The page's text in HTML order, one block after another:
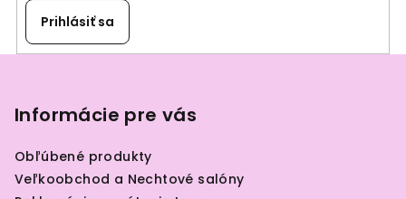
Prihlásiť sa
Informácie pre vás
Obľúbené produkty
Veľkoobchod a Nechtové salóny